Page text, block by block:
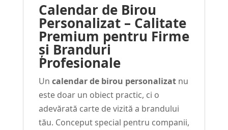
Calendar de Birou
Personalizat – Calitate
Premium pentru Firme
și Branduri
Profesionale
Un calendar de birou personalizatnu
este doar un obiect practic, ci o
adevărată carte de vizită a brandului
tău. Conceput special pentru companii,